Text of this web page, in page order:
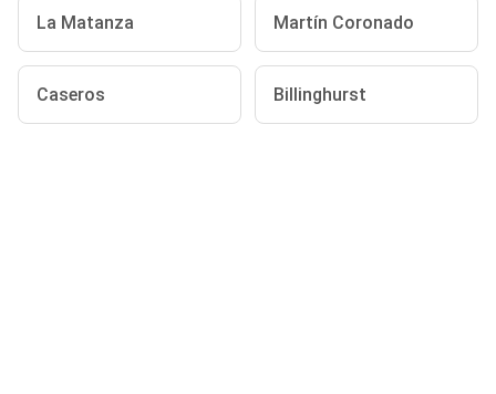
La Matanza Martín Coronado
Caseros Billinghurst